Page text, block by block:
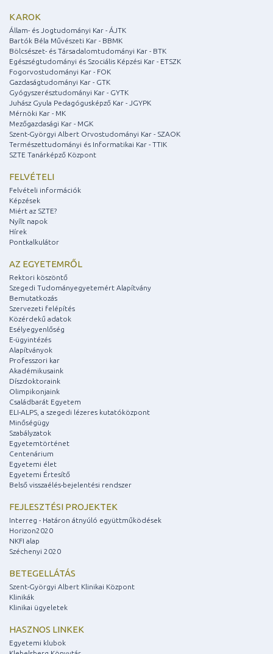
KAROK
Állam- és Jogtudományi Kar - ÁJTK
Bartók Béla Művészeti Kar - BBMK
Bölcsészet- és Társadalomtudományi Kar - BTK
Egészségtudományi és Szociális Képzési Kar - ETSZK
Fogorvostudományi Kar - FOK
Gazdaságtudományi Kar - GTK
Gyógyszerésztudományi Kar - GYTK
Juhász Gyula Pedagógusképző Kar - JGYPK
Mérnöki Kar - MK
Mezőgazdasági Kar - MGK
Szent-Györgyi Albert Orvostudományi Kar - SZAOK
Természettudományi és Informatikai Kar - TTIK
SZTE Tanárképző Központ
FELVÉTELI
Felvételi információk
Képzések
Miért az SZTE?
Nyílt napok
Hírek
Pontkalkulátor
AZ EGYETEMRŐL
Rektori köszöntő
Szegedi Tudományegyetemért Alapítvány
Bemutatkozás
Szervezeti felépítés
Közérdekű adatok
Esélyegyenlőség
E-ügyintézés
Alapítványok
Professzori kar
Akadémikusaink
Díszdoktoraink
Olimpikonjaink
Családbarát Egyetem
ELI-ALPS, a szegedi lézeres kutatóközpont
Minőségügy
Szabályzatok
Egyetemtörténet
Centenárium
Egyetemi élet
Egyetemi Értesítő
Belső visszaélés-bejelentési rendszer
FEJLESZTÉSI PROJEKTEK
Interreg - Határon átnyúló együttműködések
Horizon2020
NKFI alap
Széchenyi 2020
BETEGELLÁTÁS
Szent-Györgyi Albert Klinikai Központ
Klinikák
Klinikai ügyeletek
HASZNOS LINKEK
Egyetemi klubok